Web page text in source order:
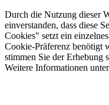
Durch die Nutzung dieser
einverstanden, dass diese
Cookies" setzt ein
Cookie-Präferenz
stimmen Sie der Erhebung
Weitere Informationen